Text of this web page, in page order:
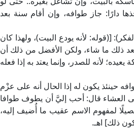
دارًا: جاز طوافه، وإن أقام سنة بعد
الهمام الحنفي في "فتح القدير" (2/ 503، ط. دار الفكر): [(قوله: لأنه يودع البيت)، ولهذا كان
ذلك ما شاء، ولكن الأفضل من ذلك أن
لأنه للصدر، وإنما يعتد به إذا فعله
حينئذ يكون له إذا الحال أنه على عزْم
العشاء قال: أحب إليَّ أن يطوف طوافا
لمفهوم الاسم عقيب ما أُضيف إليه،
ذلك] اهـ.